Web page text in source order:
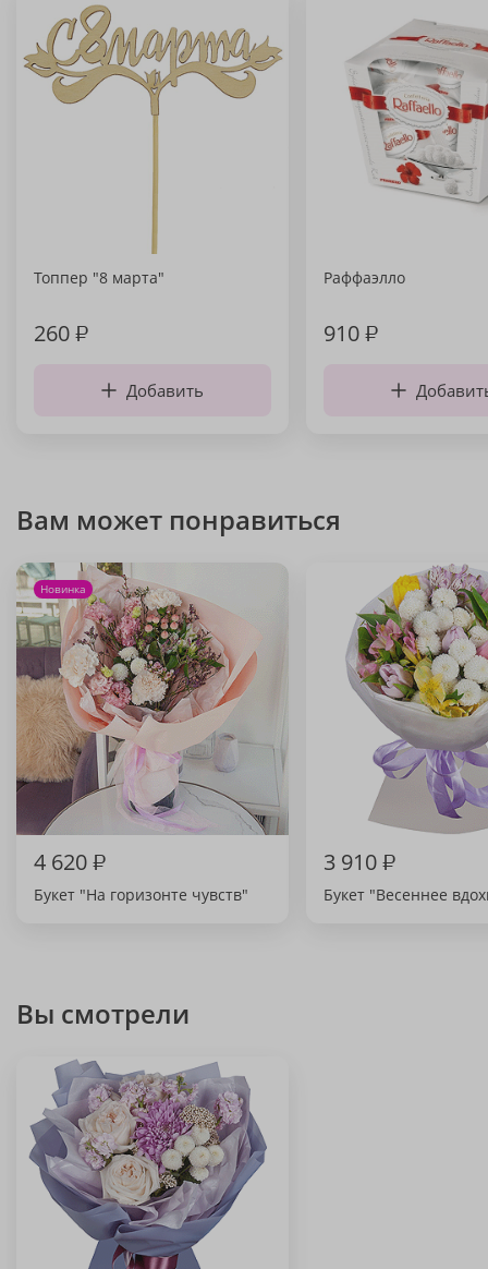
Топпер "8 марта"
260₽
Добавить
Раффаэлло
910₽
Вам может понравиться
Новинка
4 620₽
Букет "На горизонте чувств"
3 910₽
Букет "Весеннее
Вы смотрели